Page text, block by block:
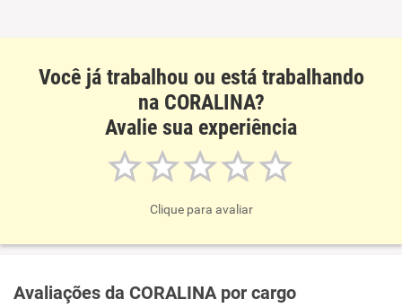
Você já trabalhou ou está trabalhando
na CORALINA?
Avalie sua experiência
Clique para avaliar
Avaliações da CORALINA por cargo